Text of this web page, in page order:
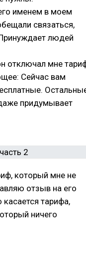
именем в моем
связаться,
людей
отключал мне
Сейчас вам
придумывает
который мне не
отзыв на его
тарифа,
ничего